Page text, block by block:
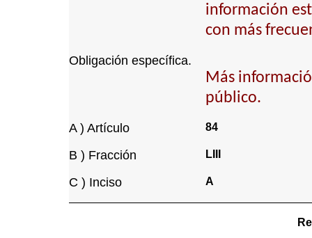
información
con más
Obligación específica.
Más
público.
A ) Artículo 84
B ) Fracción LIII
C ) Inciso A